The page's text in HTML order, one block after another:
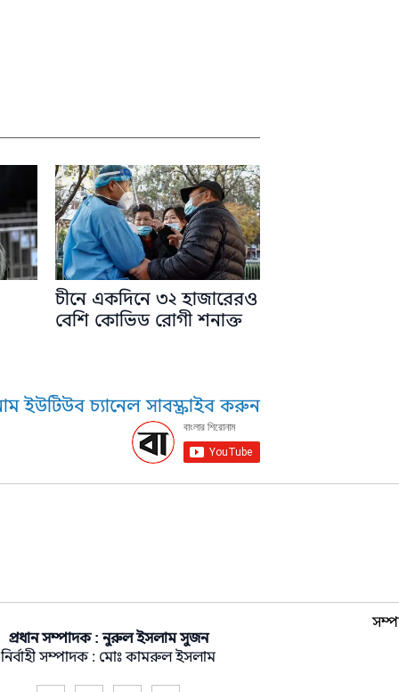
চীনে একদিনে ৩২ হাজারেরও
বেশি কোভিড রোগী শনাক্ত
ইউটিউব চ্যানেল সাবস্ক্রাইব করুন
প্রধান সম্পাদক : নুরুল ইসলাম সুজন
নির্বাহী সম্পাদক : মোঃ কামরুল ইসলাম